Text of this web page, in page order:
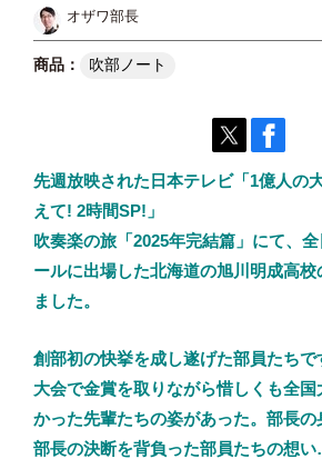
オザワ部長
吹部ノート
先週放映された日本テレビ「1億人の
えて! 2時間SP!」
吹奏楽の旅「2025年完結篇」にて、
ールに出場した北海道の旭川明成高
ました。
創部初の快挙を成し遂げた部員たち
大会で金賞を取りながら惜しくも全
かった先輩たちの姿があった。部長の
部長の決断を背負った部員たちの想